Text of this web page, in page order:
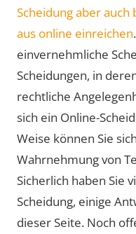
Scheidung aber auch
aus online einreichen
einvernehmliche
Scheidungen, in
rechtliche
sich ein Online-
Weise können Sie
Wahrnehmung von
Sicherlich haben Sie
Scheidung, einige
dieser Seite. Noch